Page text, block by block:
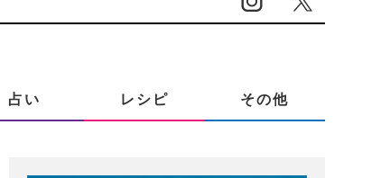
占い レシピ その他